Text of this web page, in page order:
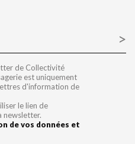
de Collectivité
est uniquement
d'information de
le lien de
newsletter.
de vos données et